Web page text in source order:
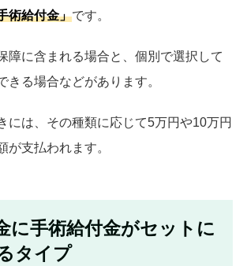
術給付金」です。
障に含まれる場合と、個別で選択して
きる場合などがあります。
には、その種類に応じて5万円や10万円
が支払われます。
に手術給付金がセットに
タイプ